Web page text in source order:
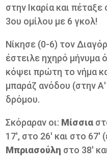
στην Ικαρία και
3ου ομίλου με 6 γκολ!
Νίκησε (0-6) τον
έστειλε ηχηρό μήνυμα
κόψει πρώτη το νήμα
μπαράζ ανόδου (στην
δρόμου.
Σκόραραν οι: Μίσσια
17', στο 26' και στο 67'
Μπριασούλη στο 38'